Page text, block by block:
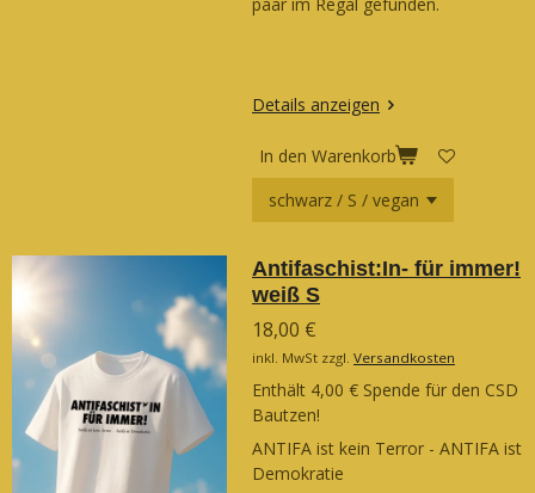
Details anzeigen
In den Warenkorb
Antifaschist:In- für immer!
weiß S
18,00 €
inkl. MwSt zzgl. Versandkosten
Enthält 4,00 € Spende für den CSD
Bautzen!
ANTIFA ist kein Terror - ANTIFA ist
Demokratie